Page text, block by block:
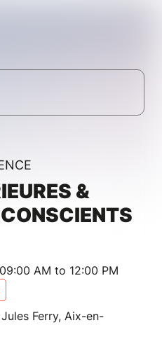
&
AM to 12:00 PM
Ferry, Aix-en-